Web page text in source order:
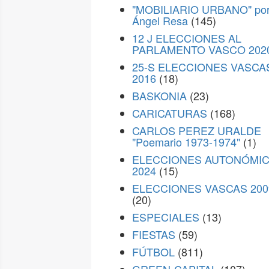
"MOBILIARIO URBANO"
Ángel Resa (145)
12 J ELECCIONES AL
PARLAMENTO VASCO
25-S ELECCIONES
2016 (18)
BASKONIA (23)
CARICATURAS (168)
CARLOS PEREZ URALDE
"Poemario 1973-1974" (1)
ELECCIONES
2024 (15)
ELECCIONES VASCAS
(20)
ESPECIALES (13)
FIESTAS (59)
FÚTBOL (811)